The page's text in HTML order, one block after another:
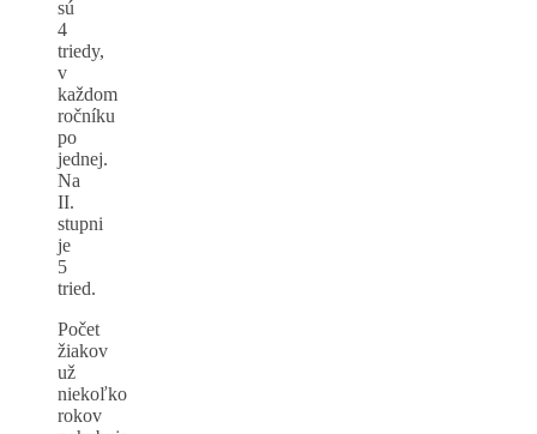
sú
4
triedy,
v
každom
ročníku
po
jednej.
Na
II.
stupni
je
5
tried.
Počet
žiakov
už
niekoľko
rokov